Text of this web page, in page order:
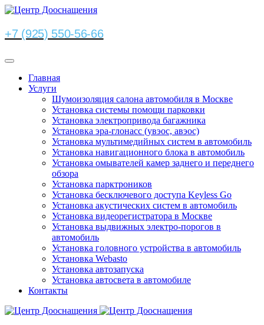
+7 (925) 550-56-66
Главная
Услуги
Шумоизоляция салона автомобиля в Москве
Установка системы помощи парковки
Установка электропривода багажника
Установка эра-глонасс (увэос, авэос)
Установка мультимедийных систем в автомобиль
Установка навигационного блока в автомобиль
Установка омывателей камер заднего и переднего
обзора
Установка парктроников
Установка бесключевого доступа Keyless Go
Установка акустических систем в автомобиль
Установка видеорегистратора в Москве
Установка выдвижных электро-порогов в
автомобиль
Установка головного устройства в автомобиль
Установка Webasto
Установка автозапуска
Установка автосвета в автомобиле
Контакты